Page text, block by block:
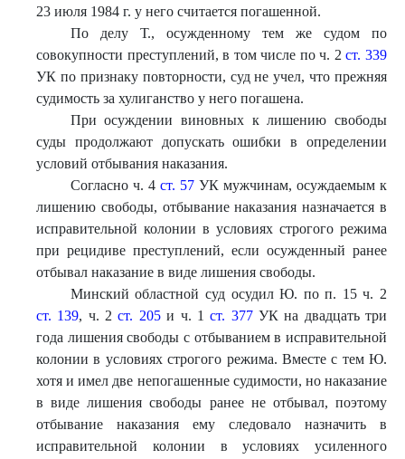
23 июля 1984 г. у него считается погашенной.
По делу Т., осужденному тем же судом по
совокупности преступлений, в том числе по ч. 2ст. 339
УК по признаку повторности, суд не учел, что прежняя
судимость за хулиганство у него погашена.
При осуждении виновных к лишению свободы
суды продолжают допускать ошибки в определении
условий отбывания наказания.
Согласно ч. 4 ст. 57УК мужчинам, осуждаемым к
лишению свободы, отбывание наказания назначается в
исправительной колонии в условиях строгого режима
при рецидиве преступлений, если осужденный ранее
отбывал наказание в виде лишения свободы.
Минский областной суд осудил Ю. по п. 15 ч. 2
ст. 139, ч. 2ст. 205и ч. 1ст. 377УК на двадцать три
года лишения свободы с отбыванием в исправительной
колонии в условиях строгого режима. Вместе с тем Ю.
хотя и имел две непогашенные судимости, но наказание
в виде лишения свободы ранее не отбывал, поэтому
отбывание наказания ему следовало назначить в
исправительной колонии в условиях усиленного